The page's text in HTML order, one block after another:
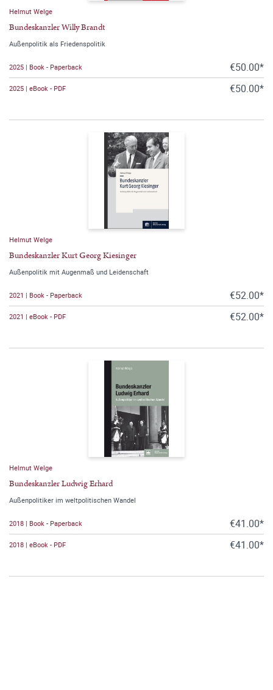
Helmut Welge
Bundeskanzler Willy Brandt
Außenpolitik als Friedenspolitik
2025 | Book - Paperback €50.00*
2025 | eBook - PDF €50.00*
Helmut Welge
Bundeskanzler Kurt Georg Kiesinger
Außenpolitik mit Augenmaß und Leidenschaft
2021 | Book - Paperback €52.00*
2021 | eBook - PDF €52.00*
Helmut Welge
Bundeskanzler Ludwig Erhard
Außenpolitiker im weltpolitischen Wandel
2018 | Book - Paperback €41.00*
2018 | eBook - PDF €41.00*